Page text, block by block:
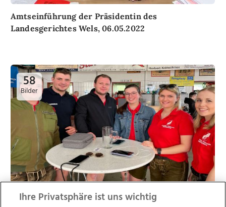
Amtseinführung der Präsidentin des
Landesgerichtes Wels, 06.05.2022
58
Bilder
47. Mostkost der FF Krenglbach mit Oldtimer-
Ihre Privatsphäre ist uns wichtig